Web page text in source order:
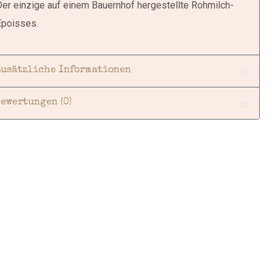
einzige auf einem Bauernhof hergestellte Rohmilch-
Informationen
(0)